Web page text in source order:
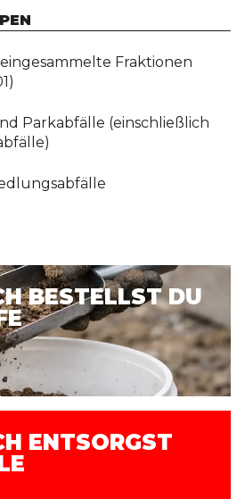
Fraktionen
Parkabfälle (einschließlich
BESTELLST DU
ENTSORGST